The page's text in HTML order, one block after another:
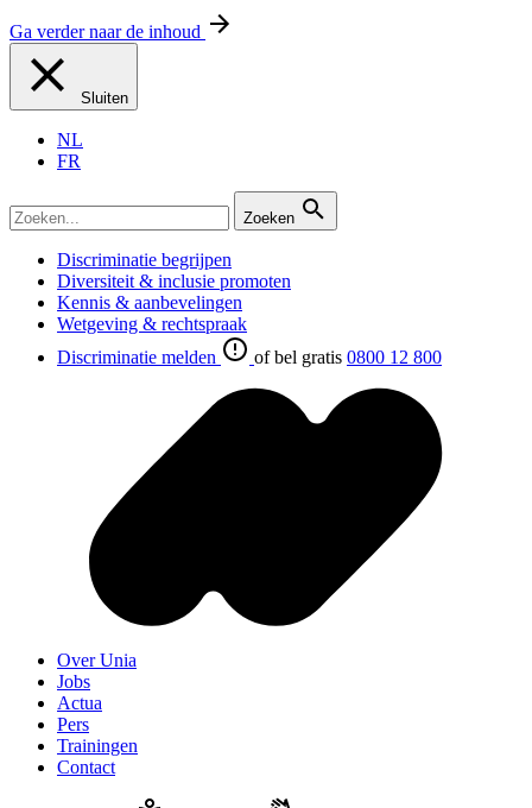
Ga verder naar de inhoud
Sluiten
NL
FR
Zoeken
Discriminatie begrijpen
Diversiteit & inclusie promoten
Kennis & aanbevelingen
Wetgeving & rechtspraak
Discriminatie melden
of bel gratis 0800 12 800
Over Unia
Jobs
Actua
Pers
Trainingen
Contact